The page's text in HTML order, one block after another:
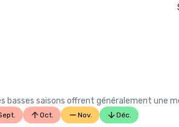
saisons offrent généralement une
Oct. Nov. Déc.